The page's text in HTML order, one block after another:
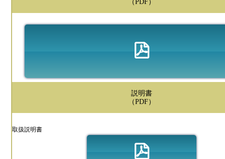
説明書
（PDF）
取扱説明書